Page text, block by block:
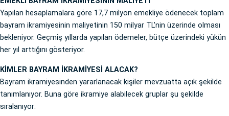
Yapılan hesaplamalara göre 17,7 milyon emekliye ödenecek toplam
bayram ikramiyesinin maliyetinin 150 milyar TL’nin üzerinde olması
bekleniyor. Geçmiş yıllarda yapılan ödemeler, bütçe üzerindeki yükün
her yıl arttığını gösteriyor.
KİMLER BAYRAM İKRAMİYESİ ALACAK?
Bayram ikramiyesinden yararlanacak kişiler mevzuatta açık şekilde
tanımlanıyor. Buna göre ikramiye alabilecek gruplar şu şekilde
sıralanıyor: